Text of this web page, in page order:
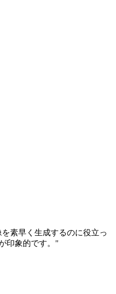
素早く生成するのに役立っ
印象的です。 "